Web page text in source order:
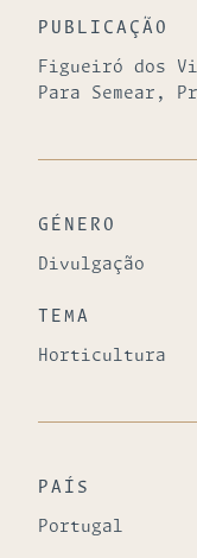
PUBLICAÇÃO
Figueiró dos
Para Semear,
GÉNERO
Divulgação
TEMA
Horticultura
PAÍS
Portugal